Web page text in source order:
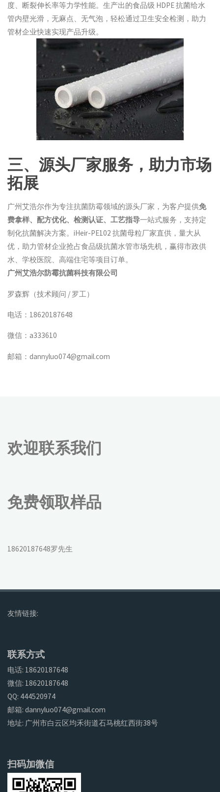
度、断裂伸长率等力学性能。生产出的食品级 HDPE 抗菌给水
管内壁光滑，无麻点、无气泡，轻松通过卫生安全检测，助力
管材企业快速实现产品升级。
三、源头厂家服务，助力市场
拓展
广州艾浩尔作为专注抗菌防霉领域的源头厂家，为客户提供免
费拿样、配方优化、检测认证、工艺指导一站式服务，支持定
制化抗菌解决方案。iHeir-PE102 抗菌母粒厂家直供，量大从
优，助力管材企业抢占食品级抗菌水管市场先机，赢得市政供
水、学校医院、高端住宅等项目订单。
广州艾浩尔防霉抗菌科技有限公司
罗森辉（技术顾问 / 罗工）
电话：18620187648
微信：a333610
邮箱：dannyluo074@gmail.com
欢迎联系我们
免费领取样品
18620187648罗先生
友情链接:
联系方式
电话: 18620187648
微信: 18620187648
QQ: 444520974
邮箱: dannyluo074@gmail.com
地址: 广州市白云区均禾街道石马桃红西街38号
扫码加微信